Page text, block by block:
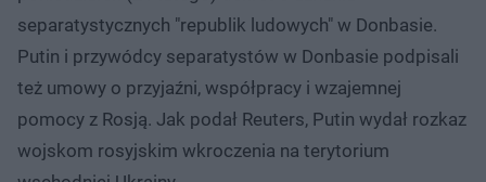
separatystycznych "republik ludowych" w Donbasie.
Putin i przywódcy separatystów w Donbasie podpisali
też umowy o przyjaźni, współpracy i wzajemnej
pomocy z Rosją. Jak podał Reuters, Putin wydał rozkaz
wojskom rosyjskim wkroczenia na terytorium